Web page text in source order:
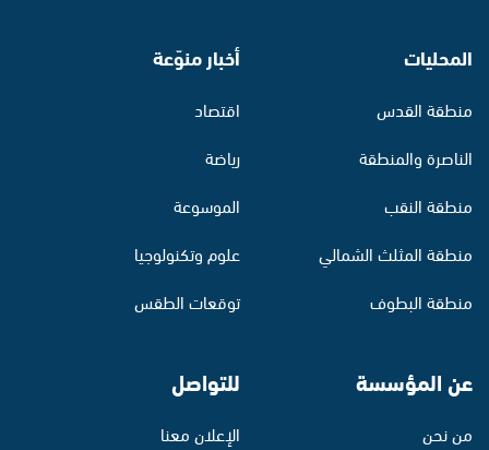
المحليات
منطقة القدس
الناصرة والمنطقة
منطقة النقب
منطقة المثلث الشمالي
منطقة البطوف
أخبار منوّعة
اقتصاد
رياضة
الموسوعة
علوم وتكنولوجيا
توقعات الطقس
عن المؤسسة
من نحن
للتواصل
الإعلان معنا